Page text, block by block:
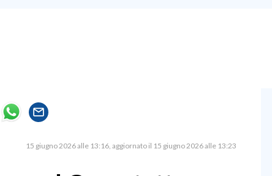
15 giugno 2026 alle 13:16 aggiornato il 15 giugno 2026 alle 13:23